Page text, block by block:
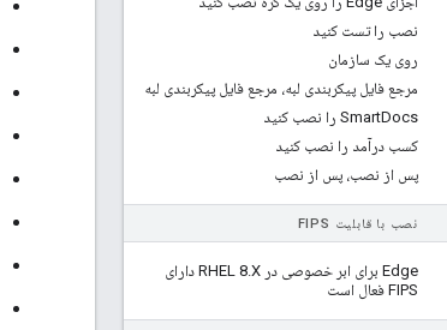
نصب را تست کنید
روی یک سازمان
مرجع فایل پیکربندی لبه، مرجع فایل پیکربندی لبه
SmartDocs را نصب کنید
کسب درآمد را نصب کنید
پس از نصب، پس از نصب
نصب با قابلیت FIPS
Edge برای ابر خصوصی در RHEL 8 .
X دارای
FIPS فعال است